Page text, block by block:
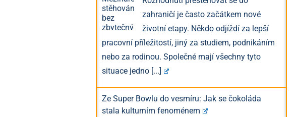
zahraničí je často začátkem nové
životní etapy. Někdo odjíždí za lepší
pracovní příležitostí, jiný za studiem, podnikáním
nebo za rodinou. Společné mají všechny tyto
situace jedno [...]
Ze Super Bowlu do vesmíru: Jak se čokoláda
stala kulturním fenoménem